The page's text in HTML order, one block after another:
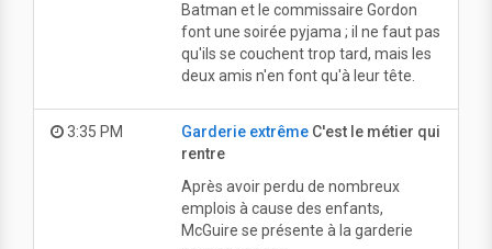
Batman et le commissaire Gordon
font une soirée pyjama ; il ne faut pas
qu'ils se couchent trop tard, mais les
deux amis n'en font qu'à leur tête.
3:35 PM Garderie extrêmeC'est le métier qui
rentre
Après avoir perdu de nombreux
emplois à cause des enfants,
McGuire se présente à la garderie